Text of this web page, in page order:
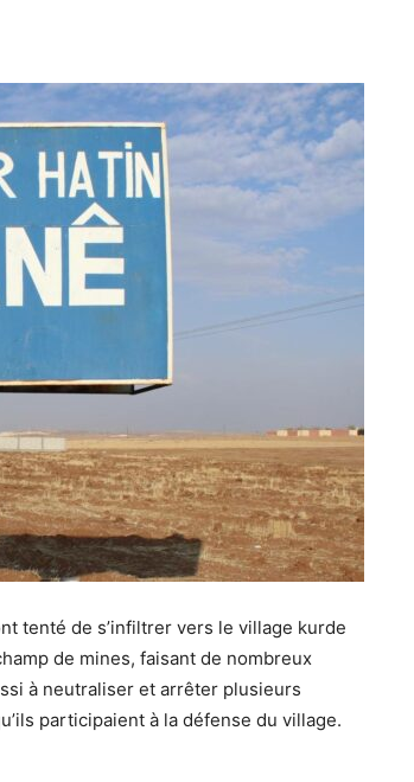
tenté de s’infiltrer vers le village kurde
de mines, faisant de nombreux
à neutraliser et arrêter plusieurs
participaient à la défense du village.